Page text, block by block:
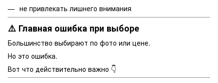
не привлекать лишнего внимания
⚠️ Главная ошибка при выборе
Большинство выбирают по фото или цене.
Но это ошибка.
Вот что действительно важно 👇